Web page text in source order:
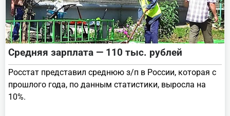
Средняя зарплата — 110 тыс. рублей
Росстат представил среднюю з/п в России, которая с
прошлого года, по данным статистики, выросла на
10%.